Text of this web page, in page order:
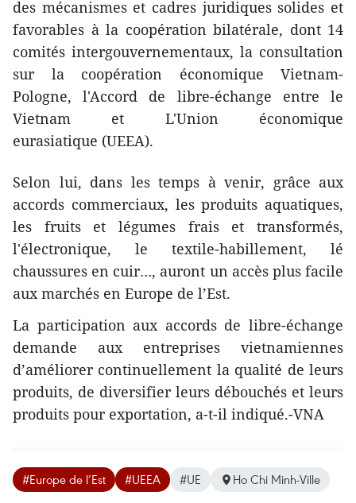
des mécanismes et cadres juridiques solides et
favorables à la coopération bilatérale, dont 14
comités intergouvernementaux, la consultation
sur la coopération économique Vietnam-
Pologne, l'Accord de libre-échange entre le
Vietnam et L'Union économique
eurasiatique (UEEA).
Selon lui, dans les temps à venir, grâce aux
accords commerciaux, les produits aquatiques,
les fruits et légumes frais et transformés,
l'électronique, le textile-habillement, lé
chaussures en cuir…, auront un accès plus facile
aux marchés en Europe de l’Est.
La participation aux accords de libre-échange
demande aux entreprises vietnamiennes
d’améliorer continuellement la qualité de leurs
produits, de diversifier leurs débouchés et leurs
produits pour exportation, a-t-il indiqué.-VNA
#Europe de l’Est #UEEA #UE Ho Chi Minh-Ville